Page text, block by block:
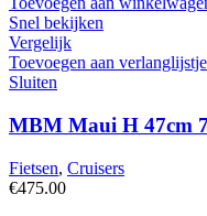
Snel bekijken
Vergelijk
Toevoegen aan verlanglijstje
Sluiten
MBM Maui H 47cm
Fietsen, Cruisers
€475.00